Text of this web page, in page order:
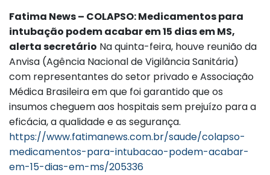
Fatima News – COLAPSO: Medicamentos para
intubação podem acabar em 15 dias em MS,
alerta secretário Na quinta-feira, houve reunião da
Anvisa (Agência Nacional de Vigilância Sanitária)
com representantes do setor privado e Associação
Médica Brasileira em que foi garantido que os
insumos cheguem aos hospitais sem prejuízo para a
eficácia, a qualidade e as segurança.
https://www.fatimanews.com.br/saude/colapso-
medicamentos-para-intubacao-podem-acabar-
em-15-dias-em-ms/205336